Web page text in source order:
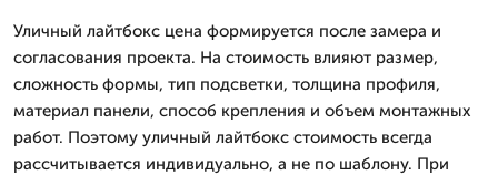
Уличный лайтбокс цена формируется после замера и
согласования проекта. На стоимость влияют размер,
сложность формы, тип подсветки, толщина профиля,
материал панели, способ крепления и объем монтажных
работ. Поэтому уличный лайтбокс стоимость всегда
рассчитывается индивидуально, а не по шаблону. При